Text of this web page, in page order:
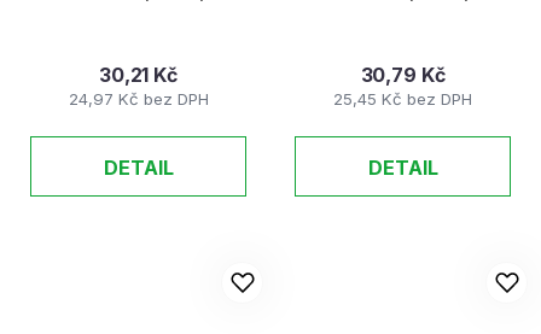
24,97 Kč bez DPH
30,21 Kč
DETAIL
25,45 Kč bez DPH
30,79 Kč
DETAIL